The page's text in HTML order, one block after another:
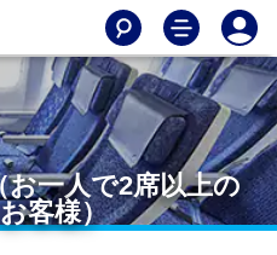
一人で2席以上の
客様）